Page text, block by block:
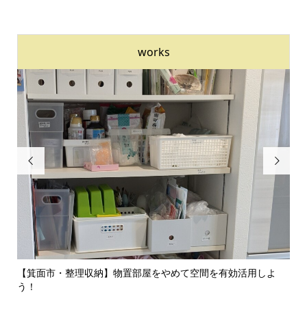
works

【島本町・リノベーション事例】動線・収納改善＆お部屋の雰
囲気...
